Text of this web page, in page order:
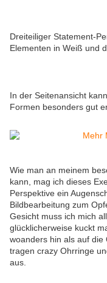
Dreiteiliger Statement-
Elementen in Weiß und
In der Seitenansicht
Formen besonders gut
Wie man an meinem
kann, mag ich dieses
Perspektive ein
Bildbearbeitung zum
Gesicht muss ich mich
glücklicherweise kuckt
woanders hin als auf die
tragen crazy Ohrringe
aus.